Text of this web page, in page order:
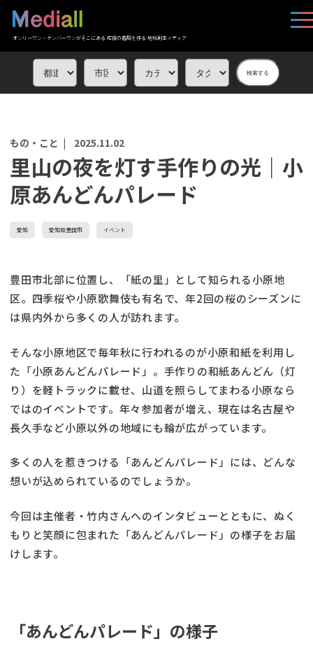
オンリーワン・ナンバーワンがそこにある 応援の循環を作る 地域創生メディア
検索する
もの・こと | 2025.11.02
里山の夜を灯す手作りの光｜小
原あんどんパレード
愛知 愛知県豊田市 イベント
豊田市北部に位置し、「紙の里」として知られる小原地
区。四季桜や小原歌舞伎も有名で、年2回の桜のシーズンに
は県内外から多くの人が訪れます。
そんな小原地区で毎年秋に行われるのが小原和紙を利用し
た「小原あんどんパレード」。手作りの和紙あんどん（灯
り）を軽トラックに載せ、山道を照らしてまわる小原なら
ではのイベントです。年々参加者が増え、現在は名古屋や
長久手など小原以外の地域にも輪が広がっています。
多くの人を惹きつける「あんどんパレード」には、どんな
想いが込められているのでしょうか。
今回は主催者・竹内さんへのインタビューとともに、ぬく
もりと笑顔に包まれた「あんどんパレード」の様子をお届
けします。
「あんどんパレード」の様子